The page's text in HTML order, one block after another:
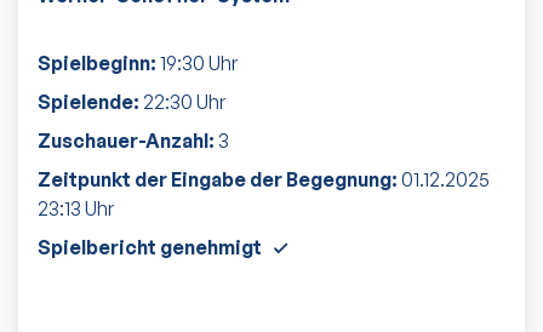
Spielbeginn: 19:30 Uhr
Spielende: 22:30 Uhr
Zuschauer-Anzahl: 3
Zeitpunkt der Eingabe der Begegnung: 01.12.2025
23:13 Uhr
Spielbericht genehmigt